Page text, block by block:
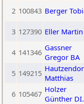
2 100843 Berger
3 127390 Eller
4 141346 Gassner
Gregor BA
5 149215 Matthias
6 105467 Holzer
Günther DI.